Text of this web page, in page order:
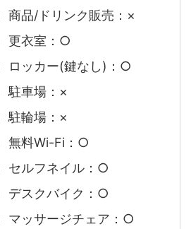
商品/ドリンク販売：×
更衣室：○
ロッカー(鍵なし)：○
駐車場：×
駐輪場：×
無料Wi-Fi：○
セルフネイル：○
デスクバイク：○
マッサージチェア：○